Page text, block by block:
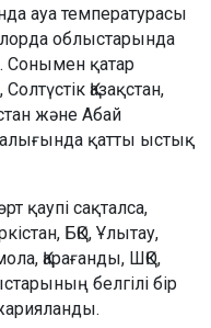
ауа температурасы
облыстарында
Сонымен қатар
Қазақстан,
және Абай
қатты ыстық
қаупі сақталса,
БҚО, Ұлытау,
Қарағанды, ШҚО,
белгілі бір